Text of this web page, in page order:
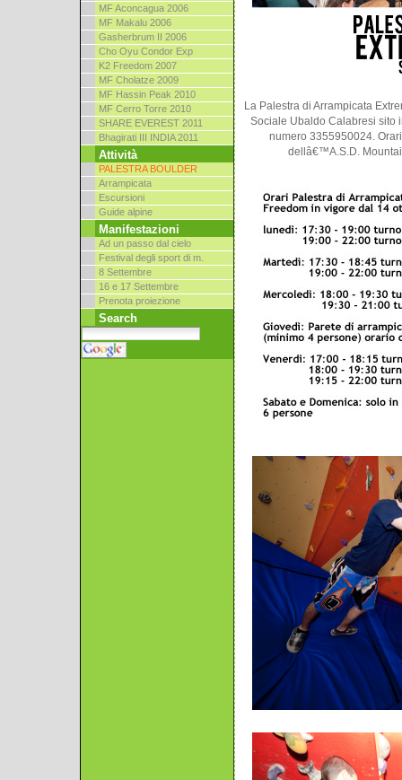
MF Aconcagua 2006
MF Makalu 2006
Gasherbrum II 2006
Cho Oyu Condor Exp
K2 Freedom 2007
MF Cholatze 2009
MF Hassin Peak 2010
MF Cerro Torre 2010
SHARE EVEREST 2011
Bhagirati III INDIA 2011
Attività
PALESTRA BOULDER
Arrampicata
Escursioni
Guide alpine
Manifestazioni
Ad un passo dal cielo
Festival degli sport di m.
8 Settembre
16 e 17 Settembre
Prenota proiezione
Search
La Palestra di Arrampicata
Sociale Ubaldo Calabresi sito
numero 3355950024.
dellâ€™A.S.D.